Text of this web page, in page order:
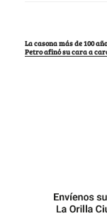
La casona más de 100
Petro afinó su cara a